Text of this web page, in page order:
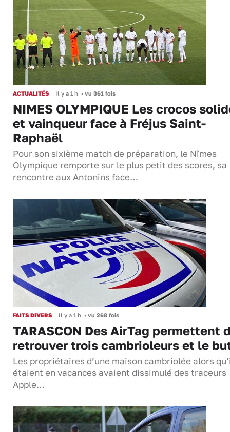
ACTUALITÉS Il y a 1 h • vu 361 fois
NIMES OLYMPIQUE Les crocos
et vainqueur face à Fréjus Saint-
Raphaël
Pour son sixième match de préparation, le Nîmes
Olympique remporte sur le plus petit des scores, sa
rencontre aux Antonins face…
FAITS DIVERS Il y a 1 h • vu 268 fois
TARASCON Des AirTag permettent
retrouver trois cambrioleurs et le
Les propriétaires d’une maison cambriolée alors
étaient en vacances avaient dissimulé des traceurs
Apple…